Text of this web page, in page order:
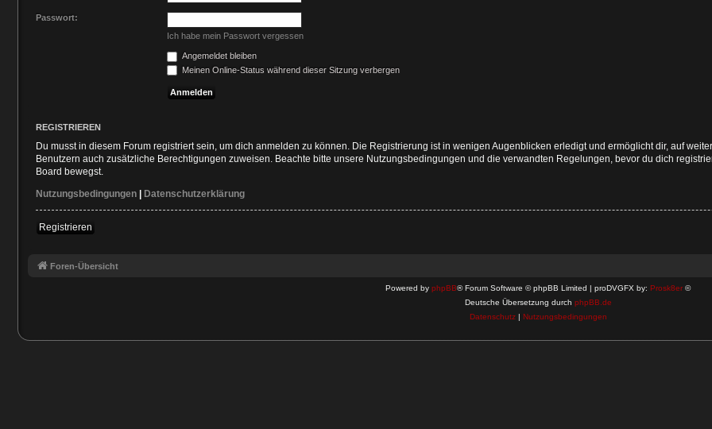
Passwort:
Ich habe mein Passwort vergessen
Angemeldet bleiben
Meinen Online-Status während dieser Sitzung verbergen
REGISTRIEREN
Du musst in diesem Forum registriert sein, um dich anmelden zu können. Die Registrierung ist in wenigen Augenblicken erledigt und ermöglicht dir, auf
Benutzern auch zusätzliche Berechtigungen zuweisen. Beachte bitte unsere Nutzungsbedingungen und die verwandten Regelungen, bevor du dich
Board bewegst.
Nutzungsbedingungen | Datenschutzerklärung
Registrieren
Foren-Übersicht
Powered by phpBB® Forum Software © phpBB Limited | proDVGFX by: Prosk8er ©
Deutsche Übersetzung durch phpBB.de
Datenschutz| Nutzungsbedingungen